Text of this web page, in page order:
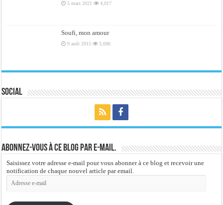
5 mars 2021 4,017
Soufi, mon amour
9 août 2015 3,696
Social
Abonnez-vous à ce blog par e-mail.
Saisissez votre adresse e-mail pour vous abonner à ce blog et recevoir une
notification de chaque nouvel article par email.
Adresse
e-